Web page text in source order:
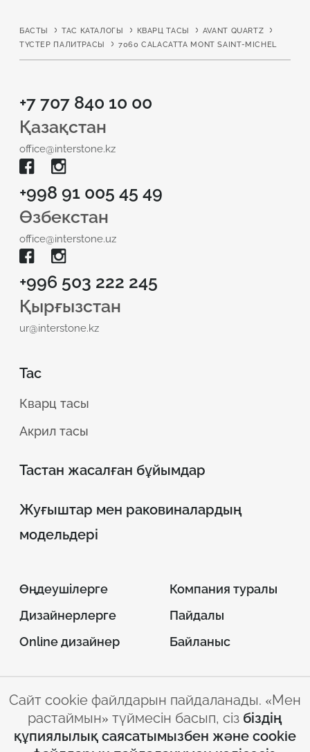
БАСТЫ ТАС КАТАЛОГЫ КВАРЦ ТАСЫ
AVANT QUARTZ
ТҮСТЕР ПАЛИТРАСЫ
7060 CALACATTA MONT SAINT-MICHEL
+7 707 840 10 00
Қазақстан
office@interstone.kz
+998 91 005 45 49
Өзбекстан
office@interstone.uz
+996 503 222 245
Қырғызстан
ur@interstone.kz
Тас
Кварц тасы
Акрил тасы
Тастан жасалған бұйымдар
Жуғыштар мен раковиналардың
модельдері
Өңдеушілерге
Дизайнерлерге
Online дизайнер
Компания туралы
Пайдалы
Байланыс
© 2026 INTERSTONE –
парақ жасанды тас
Сайтты пайдалану
Құпиялылық
Сайт cookie файлдарын пайдаланады. «Мен
растаймын» түймесін басып, сіз біздің
құпиялылық саясатымызбен және cookie